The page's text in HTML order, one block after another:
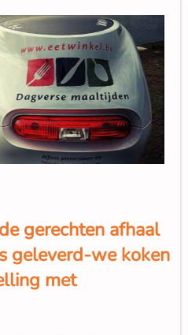
gerechten afhaal
geleverd-we koken
met